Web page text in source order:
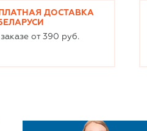
ДОСТАВКА
заказе от 390 руб.